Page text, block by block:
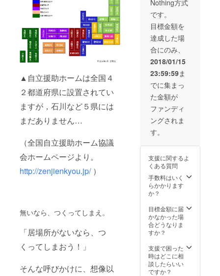
▲自立援助ホームは全国４
２都道府県に設置されてい
ますが，石川など５県には
まだありません…
（全国自立援助ホーム協議
会ホームページより。
http://zenjienkyou.jp/）
無いなら、つくってしまえ。
「居場所がないなら、つ
くってしまおう！」
そんな呼びかけに、想像以
通信
リュ！
）』を
毎年定
期的に
発行
し、お
送りし
ます。
シェき
らりの
活動を
末永く
見守っ
４色
ピン
ク・ブ
ルー・
グリー
ン）あ
りま
す。 ど
の２色
が届く
かはお
楽しみ
に！
コース
の名誉
１日体
験して
いただ
けま
す！ 詳
日連絡
させて
いただ
きま
ニュー
スレ
ター
『シェ
Nothing方式
です。
目標金額を
達成した場
合にのみ、
2018/01/15
23:59:59ま
でに集まっ
た金額が
ファンディ
ングされま
す。
支援に関するよ
くある質問
手数料はいく
らかかります
か？
目標金額に届
かなかった場
合どうなりま
すか？
支援で困った
時はどこに相
談したらいい
ですか？